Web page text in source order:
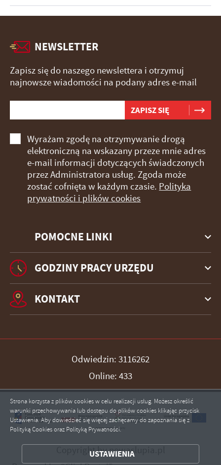
POMOCNE LINKI
NEWSLETTER
Zapisz się do naszego newslettera i otrzymuj
najnowsze wiadomości na podany adres e-mail
Wyrażam zgodę na otrzymywanie drogą
elektroniczną na wskazany przeze mnie adres
e-mail informacji dotyczących świadczonych
przez Administratora usług. Zgoda może
zostać cofnięta w każdym czasie. Polityka
prywatności i plików cookies
GODZINY PRACY URZĘDU
KONTAKT
Odwiedzin: 3116262
Online: 433
Copyright by nowaslupia.pl
Strona korzysta z plików cookies w celu realizacji usług. Możesz określić
warunki przechowywania lub dostępu do plików cookies klikając przycisk
Ustawienia. Aby dowiedzieć się więcej zachęcamy do zapoznania się z
Polityką Cookies oraz Polityką Prywatności.
USTAWIENIA
ZAPISZ WYBRANE
ZEZWÓL NA WSZYSTKIE